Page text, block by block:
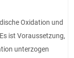
Oxidation und
ist Voraussetzung,
unterzogen